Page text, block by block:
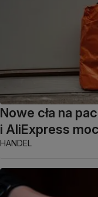
Nowe cła na
i AliExpress
HANDEL